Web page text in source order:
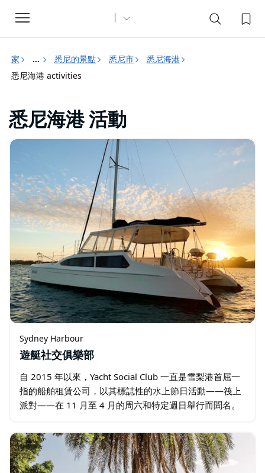
Toggle
navigation
家 ... 悉尼的景點 悉尼市
悉尼海港
悉尼海港 activities
悉尼海港 活動
Sydney Harbour
遊艇社交俱樂部
自 2015 年以來，Yacht Social Club 一直是雪梨港首屈一
指的船舶租賃公司，以其標誌性的水上節日活動——筏上
派對——在 11 月至 4 月的周六和特定週日舉行而聞名。
圈…